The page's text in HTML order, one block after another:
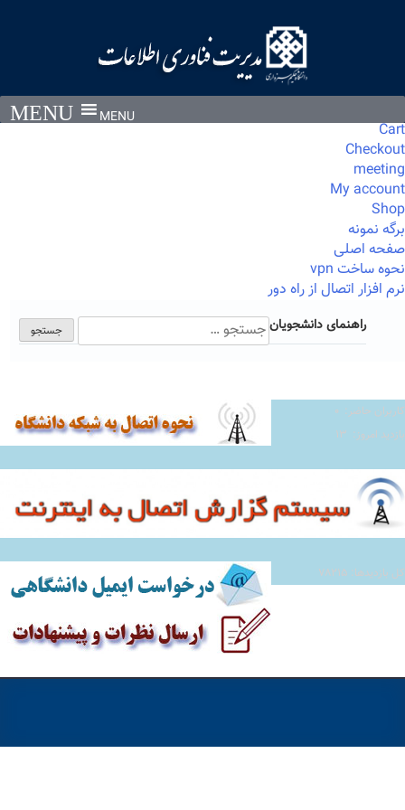
MENU
Cart
Checkout
meeting
My account
Shop
برگه نمونه
صفحه اصلی
نحوه ساخت vpn
نرم افزار اتصال از راه دور
راهنمای دانشجویانجستجو
برای:
کاربران حاضر: ۰
بازدید امروز: ۱۳
کل بازدیدها: ۷۸۲۱۵